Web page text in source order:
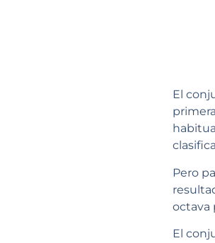
El
Pero
octava
El